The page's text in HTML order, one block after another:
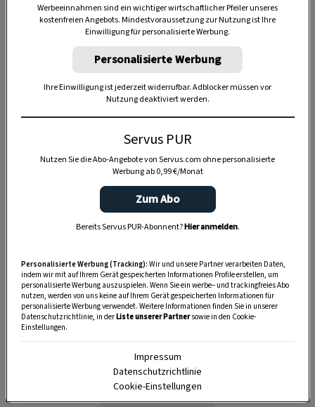
Werbeeinnahmen sind ein wichtiger wirtschaftlicher Pfeiler unseres
kostenfreien Angebots. Mindestvoraussetzung zur Nutzung ist Ihre
Einwilligung für personalisierte Werbung.
Personalisierte Werbung
Ihre Einwilligung ist jederzeit widerrufbar. Adblocker müssen vor
Nutzung deaktiviert werden.
Servus PUR
Nutzen Sie die Abo-Angebote von Servus.com ohne personalisierte
Werbung ab 0,99 €/Monat
Zum Abo
Bereits Servus PUR-Abonnent?Hier anmelden.
Personalisierte Werbung (Tracking): Wir und unsere Partner verarbeiten Daten,
indem wir mit auf Ihrem Gerät gespeicherten Informationen Profile erstellen, um
personalisierte Werbung auszuspielen. Wenn Sie ein werbe– und trackingfreies Abo
nutzen, werden von uns keine auf Ihrem Gerät gespeicherten Informationen für
personalisierte Werbung verwendet. Weitere Informationen finden Sie in unserer
Datenschutzrichtlinie, in derListe unserer Partnersowie in den Cookie-
Einstellungen.
Impressum
Datenschutzrichtlinie
Cookie-Einstellungen